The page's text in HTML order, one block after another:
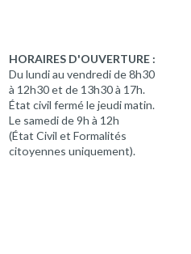
HORAIRES D'OUVERTURE :
Du lundi au vendredi de 8h30
à 12h30 et de 13h30 à 17h.
État civil fermé le jeudi matin.
Le samedi de 9h à 12h
(État Civil et Formalités
citoyennes uniquement).